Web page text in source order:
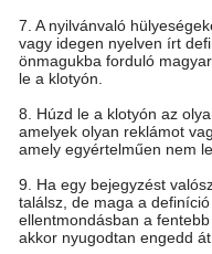
7. A nyilvánvaló
vagy idegen nyelven írt
önmagukba forduló
le a klotyón.
8. Húzd le a klotyón az
amelyek olyan reklámot
amely egyértelműen nem
9. Ha egy bejegyzést
találsz, de maga a
ellentmondásban a
akkor nyugodtan engedd át.